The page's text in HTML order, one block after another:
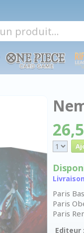
Paris
Paris
Paris
Editeur :